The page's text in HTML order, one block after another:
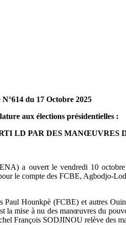
du 17 Octobre 2025
aux élections présidentielles :
LD PAR DES MANŒUVRES
a ouvert le vendredi 10
le compte des FCBE, Agbodjo-
Hounkpè (FCBE) et autres
la mise à nu des manœuvres du
François SODJINOU relève des